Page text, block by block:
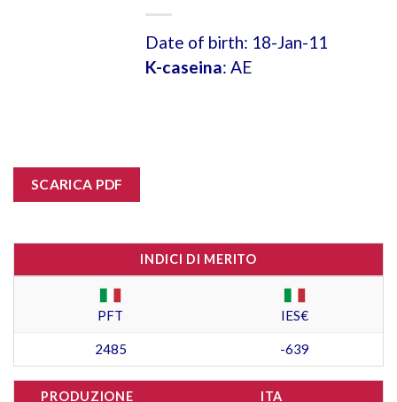
Date of birth: 18-Jan-11
K-caseina: AE
SCARICA PDF
INDICI DI MERITO
PFT IES€
2485 -639
PRODUZIONE ITA